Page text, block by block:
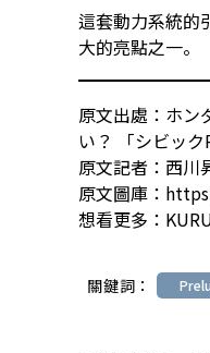
這套動力系統的
大的亮點之一。
原文出處： ホン
い？ 「シビッ
原文記者： 西川
原文圖庫：
想看更多：
關鍵詞：